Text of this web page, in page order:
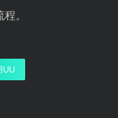
。
UU